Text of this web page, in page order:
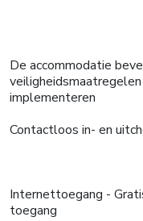
De accommodatie
implementeren
Contactloos in- en
Internettoegang -
toegang